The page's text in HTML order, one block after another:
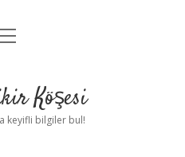
UyarıKöşesi
keyifli bilgiler bul!